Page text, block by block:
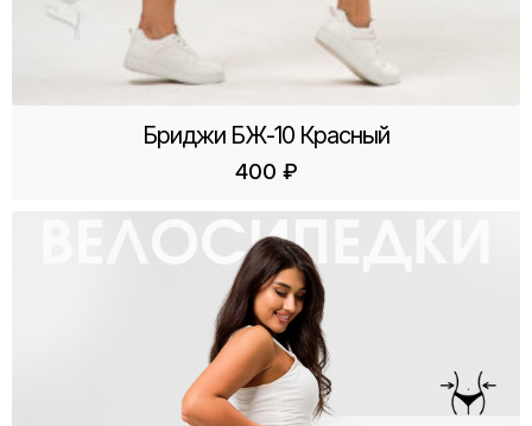
Бриджи БЖ-10 Красный
400 ₽